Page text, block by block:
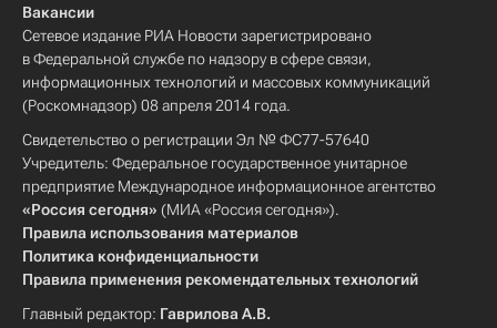
Вакансии
Сетевое издание РИА Новости зарегистрировано
в Федеральной службе по надзору в сфере связи,
информационных технологий и массовых коммуникаций
(Роскомнадзор) 08 апреля 2014 года.
Свидетельство о регистрации Эл № ФС77-57640
Учредитель: Федеральное государственное унитарное
предприятие Международное информационное агентство
«Россия сегодня» (МИА «Россия сегодня»).
Правила использования материалов
Политика конфиденциальности
Правила применения рекомендательных технологий
Главный редактор: Гаврилова А.В.